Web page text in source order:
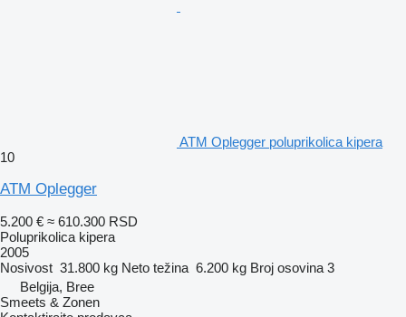
ATM Oplegger poluprikolica kipera
10
ATM Oplegger
5.200 € ≈ 610.300 RSD
Poluprikolica kipera
2005
Nosivost 31.800 kg Neto težina 6.200 kg Broj osovina 3
Belgija, Bree
Smeets & Zonen